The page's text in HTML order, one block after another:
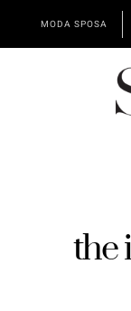
MODA SPOSA
the